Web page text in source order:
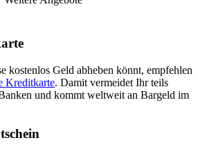
kostenlos Geld abheben könnt, empfehlen
Kreditkarte. Damit vermeidet Ihr teils
und kommt weltweit an Bargeld im